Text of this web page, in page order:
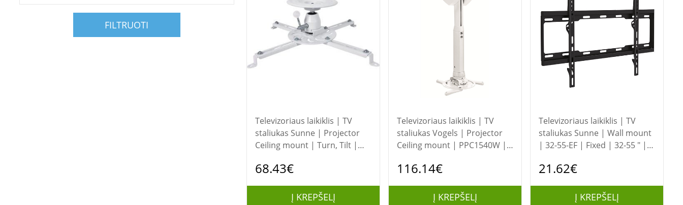
FILTRUOTI
Televizoriaus laikiklis | TV
staliukas Sunne | Projector
Ceiling mount | Turn, Tilt |
68.43€
Į KREPŠELĮ
Televizoriaus laikiklis | TV
staliukas Vogels | Projector
Ceiling mount | PPC1540W |
kg | White
116.14€
Į KREPŠELĮ
Televizoriaus laikiklis | TV
staliukas Sunne | Wall mount
| 32-55-EF | Fixed | 32-55 " |
kg | Black
21.62€
Į KREPŠELĮ